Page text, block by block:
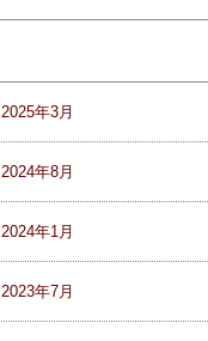
2025年3月
2024年8月
2024年1月
2023年7月